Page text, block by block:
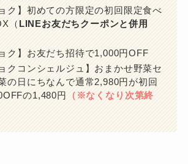
ク】初めての方限定の初回限定食べ
（ LINEお友だちクーポンと併用
ク】お友だち招待で1,000円OFF
クコンシェルジュ】おまかせ野菜セ
の日にちなんで通常2,980円が初回
の1,480円
（※なくなり次第終